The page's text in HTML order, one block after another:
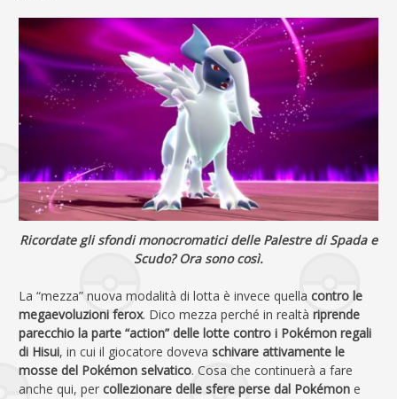
Ricordate gli sfondi monocromatici delle Palestre di Spada e
Scudo? Ora sono così.
La “mezza” nuova modalità di lotta è invece quella contro le
megaevoluzioni ferox. Dico mezza perché in realtà riprende
parecchio la parte “action” delle lotte contro i Pokémon regali
di Hisui, in cui il giocatore doveva schivare attivamente le
mosse del Pokémon selvatico. Cosa che continuerà a fare
anche qui, per collezionare delle sfere perse dal Pokémon e